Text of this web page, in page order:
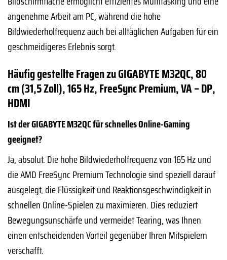
angenehme Arbeit am PC, während die hohe
Bildwiederholfrequenz auch bei alltäglichen Aufgaben für ein
geschmeidigeres Erlebnis sorgt.
Häufig gestellte Fragen zu GIGABYTE M32QC, 80
cm (31,5 Zoll), 165 Hz, FreeSync Premium, VA – DP,
HDMI
Ist der GIGABYTE M32QC für schnelles Online-Gaming
geeignet?
Ja, absolut. Die hohe Bildwiederholfrequenz von 165 Hz und
die AMD FreeSync Premium Technologie sind speziell darauf
ausgelegt, die Flüssigkeit und Reaktionsgeschwindigkeit in
schnellen Online-Spielen zu maximieren. Dies reduziert
Bewegungsunschärfe und vermeidet Tearing, was Ihnen
einen entscheidenden Vorteil gegenüber Ihren Mitspielern
verschafft.